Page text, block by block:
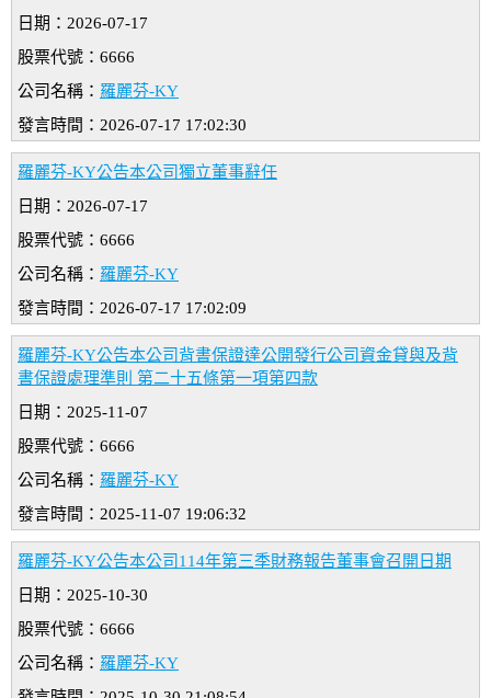
日期：2026-07-17
股票代號：6666
公司名稱： 羅麗芬-KY
發言時間：2026-07-17 17:02:30
羅麗芬-KY公告本公司獨立董事辭任
日期：2026-07-17
股票代號：6666
公司名稱： 羅麗芬-KY
發言時間：2026-07-17 17:02:09
羅麗芬-KY公告本公司背書保證達公開發行公司資金貸與及背
書保證處理準則 第二十五條第一項第四款
日期：2025-11-07
股票代號：6666
公司名稱： 羅麗芬-KY
發言時間：2025-11-07 19:06:32
羅麗芬-KY公告本公司114年第三季財務報告董事會召開日期
日期：2025-10-30
股票代號：6666
公司名稱： 羅麗芬-KY